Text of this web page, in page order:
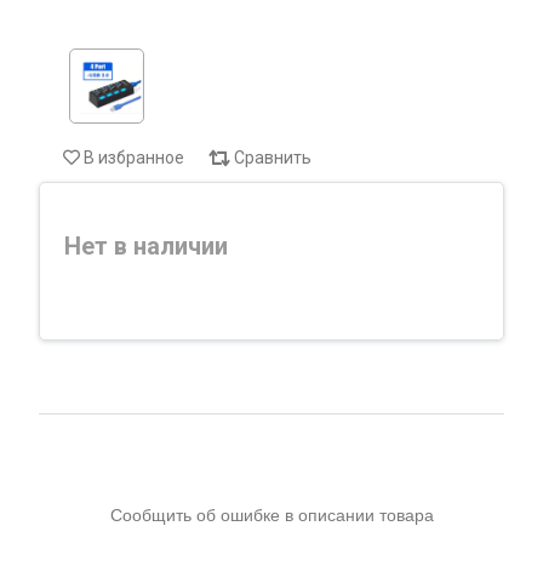
В избранное Сравнить
Нет в наличии
Сообщить об ошибке в описании товара